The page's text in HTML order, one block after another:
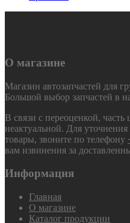
О магазине
Магазин автозапчастей для
Большой выбор запчастей в
В связи с переоценкой,
неактуальной. Для
товары, звоните по телефону
вам извинения за
Информация
Главная
О магазине
Каталог продукции